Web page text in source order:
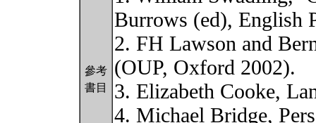
參考
書目
Burrows (ed), English
2. FH Lawson and
(OUP, Oxford 2002).
3. Elizabeth Cooke,
4. Michael Bridge,